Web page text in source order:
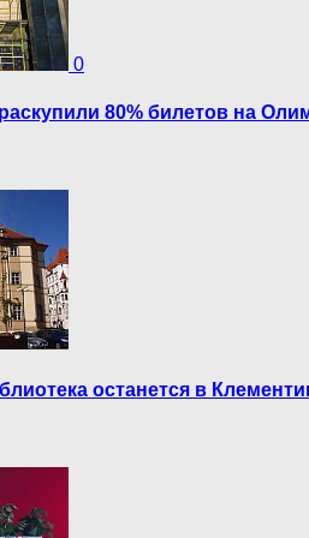
0
80% билетов на
останется в